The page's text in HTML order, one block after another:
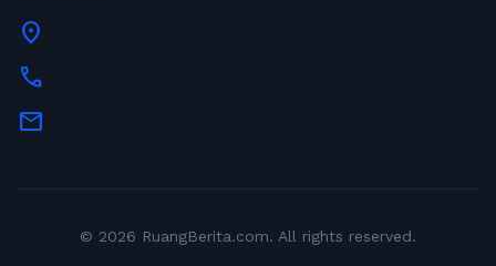
location_on
call
mail
© 2026 RuangBerita.com. All rights reserved.